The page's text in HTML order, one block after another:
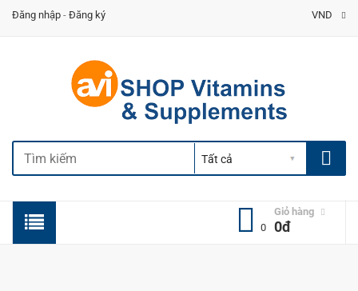
Đăng nhập - Đăng ký VND
Giỏ hàng
0
0đ